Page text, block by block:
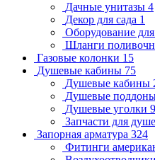
Дачные унитазы 4
Декор для сада 1
Оборудование
Шланги
Газовые колонки 15
Душевые кабины 75
Душевые кабины
Душевые
Душевые уголки 9
Запчасти для
Запорная арматура 324
Фитинги